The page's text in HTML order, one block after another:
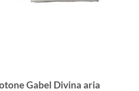
Gabel Divina aria